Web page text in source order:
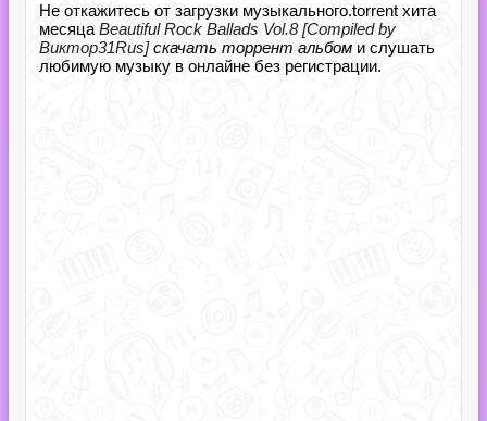
Не откажитесь от загрузки музыкального.torrent хита
месяца Beautiful Rock Ballads Vol.8 [Compiled by
Виктор31Rus]скачать торрент альбом и слушать
любимую музыку в онлайне без регистрации.